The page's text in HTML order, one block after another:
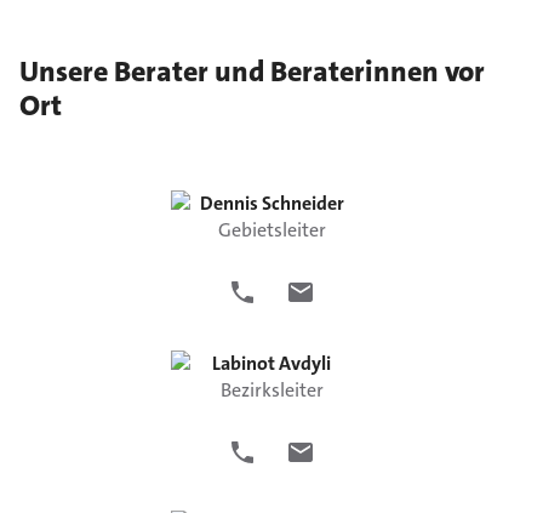
Unsere Berater und Beraterinnen vor
Ort
DennisSchneider
Gebietsleiter
LabinotAvdyli
Bezirksleiter